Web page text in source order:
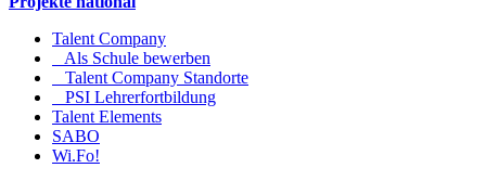
Talent Company
Als Schule bewerben
Talent Company Standorte
PSI Lehrerfortbildung
Talent Elements
SABO
Wi.Fo!